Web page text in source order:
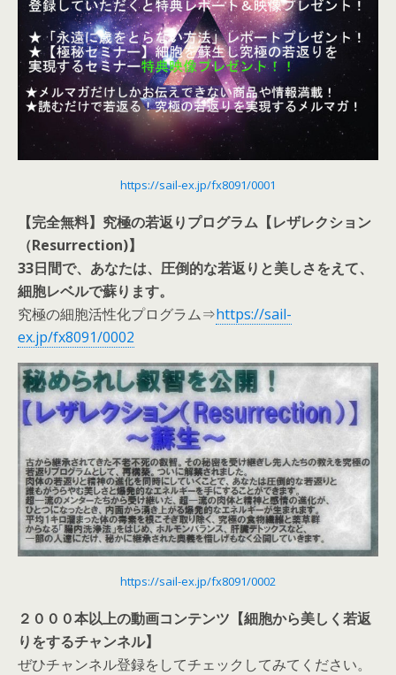
https://sail-ex.jp/fx8091/0001
【完全無料】究極の若返りプログラム【レザレクション
（Resurrection)】
33日間で、あなたは、圧倒的な若返りと美しさをえて、
細胞レベルで蘇ります。
究極の細胞活性化プログラム⇒https://sail-
ex.jp/fx8091/0002
https://sail-ex.jp/fx8091/0002
２０００本以上の動画コンテンツ 【細胞から美しく若返
りをするチャンネル】
ぜひチャンネル登録をしてチェックしてみてください。